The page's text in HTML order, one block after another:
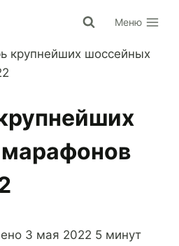
Меню
крупнейших шоссейных
3 мая 2022 5 минут